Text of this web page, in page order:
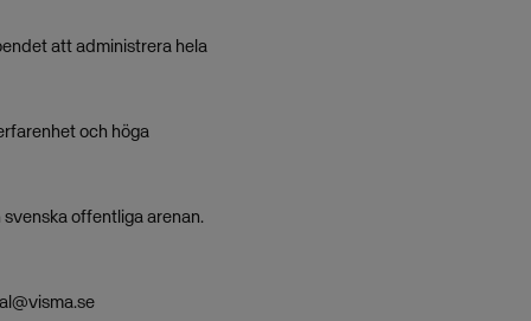
att administrera hela
och höga
offentliga arenan.